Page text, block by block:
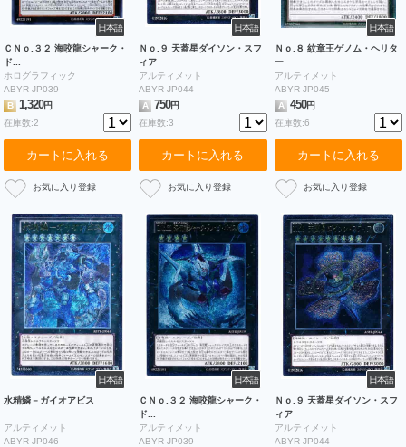
日本語
ＣＮｏ.３２ 海咬龍シャーク・
ド...
ホログラフィック
ABYR-JP039
B
1,320円
在庫数:2
カートに入れる
日本語
Ｎｏ.９ 天蓋星ダイソン・スフ
ィア
アルティメット
ABYR-JP044
A
750円
在庫数:3
カートに入れる
日本語
Ｎｏ.８ 紋章王ゲノム・ヘリタ
ー
アルティメット
ABYR-JP045
A 450円
在庫数:6
カートに入れる
日本語
水精鱗－ガイオアビス
アルティメット
ABYR-JP046
日本語
ＣＮｏ.３２ 海咬龍シャーク・
ド...
アルティメット
ABYR-JP039
日本語
Ｎｏ.９ 天蓋星ダイソン・スフ
ィア
アルティメット
ABYR-JP044